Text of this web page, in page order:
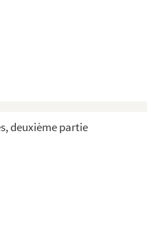
deuxième partie
d'un pauvre